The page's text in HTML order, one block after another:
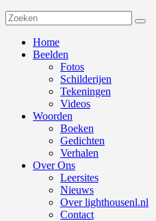
Home
Beelden
Fotos
Schilderijen
Tekeningen
Videos
Woorden
Boeken
Gedichten
Verhalen
Over Ons
Leersites
Nieuws
Over lighthousenl.nl
Contact